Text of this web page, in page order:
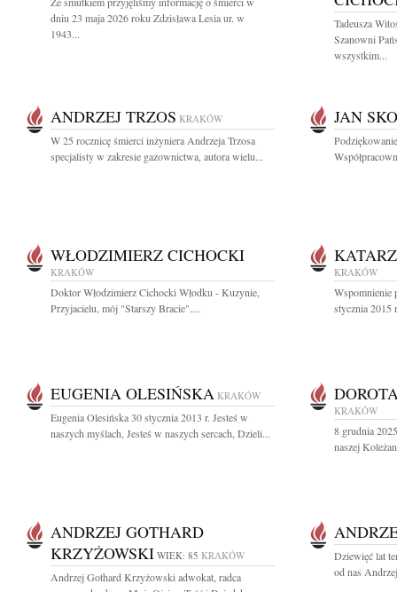
dniu 23 maja 2026 roku Zdzisława Lesia ur. w
1943...
Tadeusza
Szanowni
wszystkim...
ANDRZEJ TRZOS KRAKÓW
W 25 rocznicę śmierci inżyniera Andrzeja Trzosa
specjalisty w zakresie gazownictwa, autora wielu...
JAN
WŁODZIMIERZ CICHOCKI
KRAKÓW
Doktor Włodzimierz Cichocki Włodku - Kuzynie,
Przyjacielu, mój "Starszy Bracie"....
KRAKÓW
Wspomnienie
stycznia 2015
EUGENIA OLESIŃSKA KRAKÓW
Eugenia Olesińska 30 stycznia 2013 r. Jesteś w
naszych myślach, Jesteś w naszych sercach, Dzieli...
KRAKÓW
8 grudnia
naszej
ANDRZEJ GOTHARD
KRZYŻOWSKI WIEK: 85 KRAKÓW
Andrzej Gothard Krzyżowski adwokat, radca
Dziewięć lat
od nas